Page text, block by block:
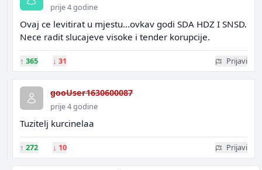
prije 4 godine
Ovaj ce levitirat u mjestu...ovkav godi SDA HDZ I SNSD.
Nece radit slucajeve visoke i tender korupcije.
↑ 365 ↓ 31 Prijavi
gooUser1630600087
prije 4 godine
Tuzitelj kurcinelaa
↑ 272 ↓ 10 Prijavi